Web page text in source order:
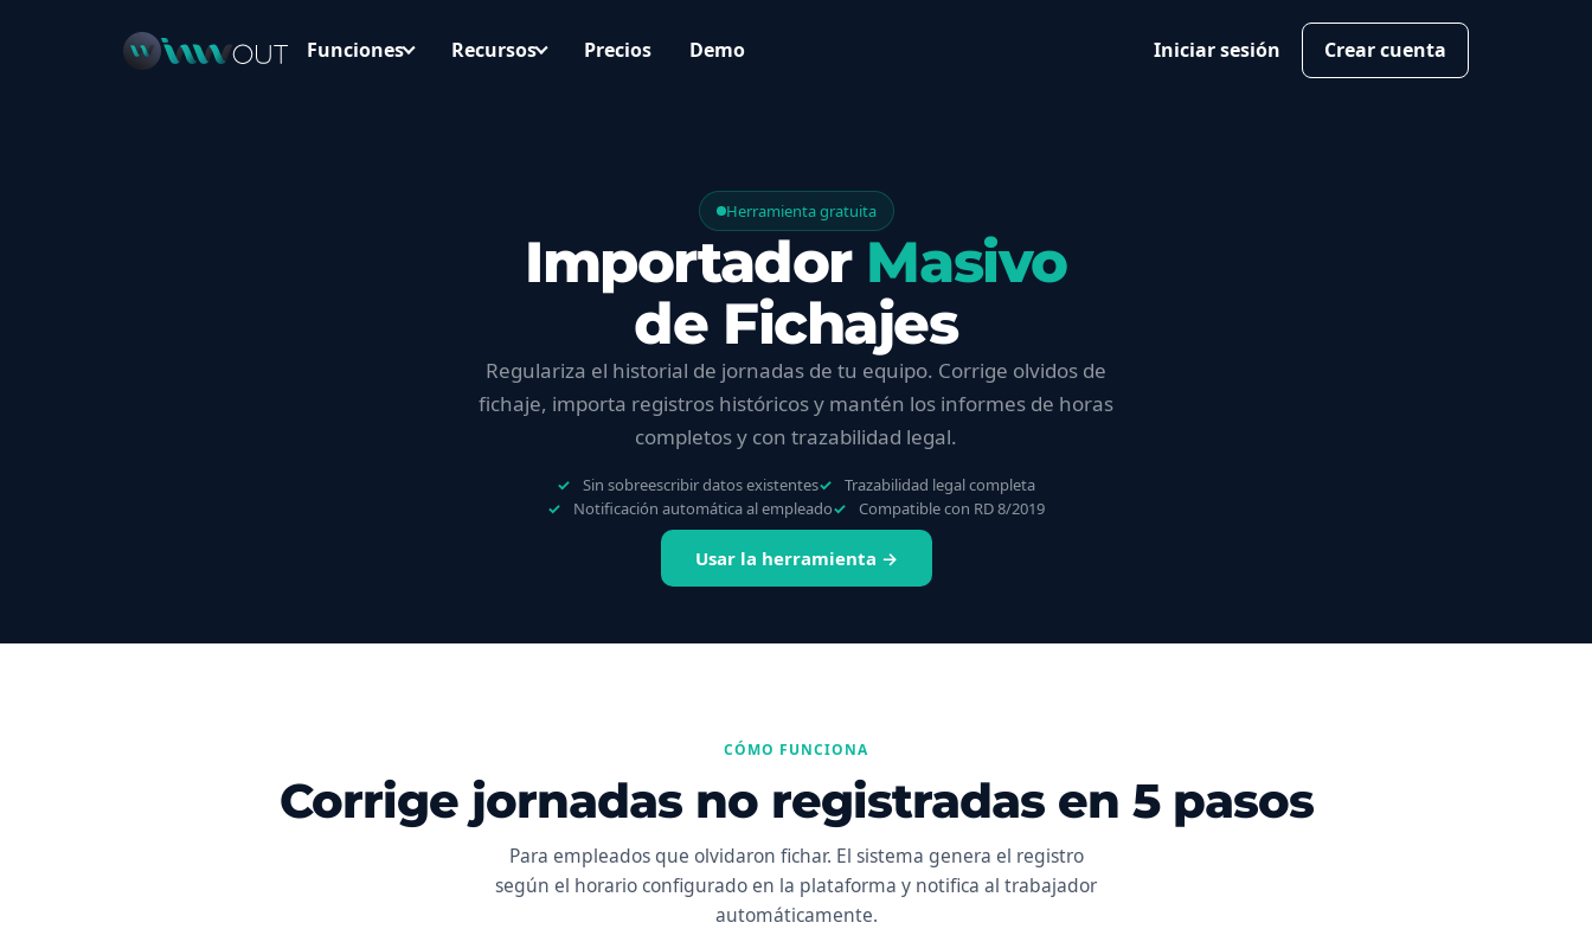
Funciones Recursos Precios Demo Iniciar sesión Crear cuenta
Herramienta gratuita
Importador Masivo
de Fichajes
Regulariza el historial de jornadas de tu equipo. Corrige olvidos de
fichaje, importa registros históricos y mantén los informes de horas
completos y con trazabilidad legal.
Sin sobreescribir datos existentes
Trazabilidad legal completa
Notificación automática al empleado
Compatible con RD 8/2019
Usar la herramienta →
CÓMO FUNCIONA
Corrige jornadas no registradas en 5 pasos
Para empleados que olvidaron fichar. El sistema genera el registro
según el horario configurado en la plataforma y notifica al trabajador
automáticamente.